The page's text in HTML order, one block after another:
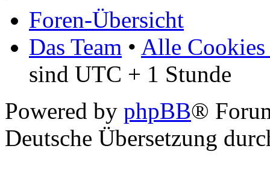
Foren-Übersicht
Das Team • Alle Cookies
sind UTC + 1 Stunde
Powered by phpBB®
Deutsche Übersetzung